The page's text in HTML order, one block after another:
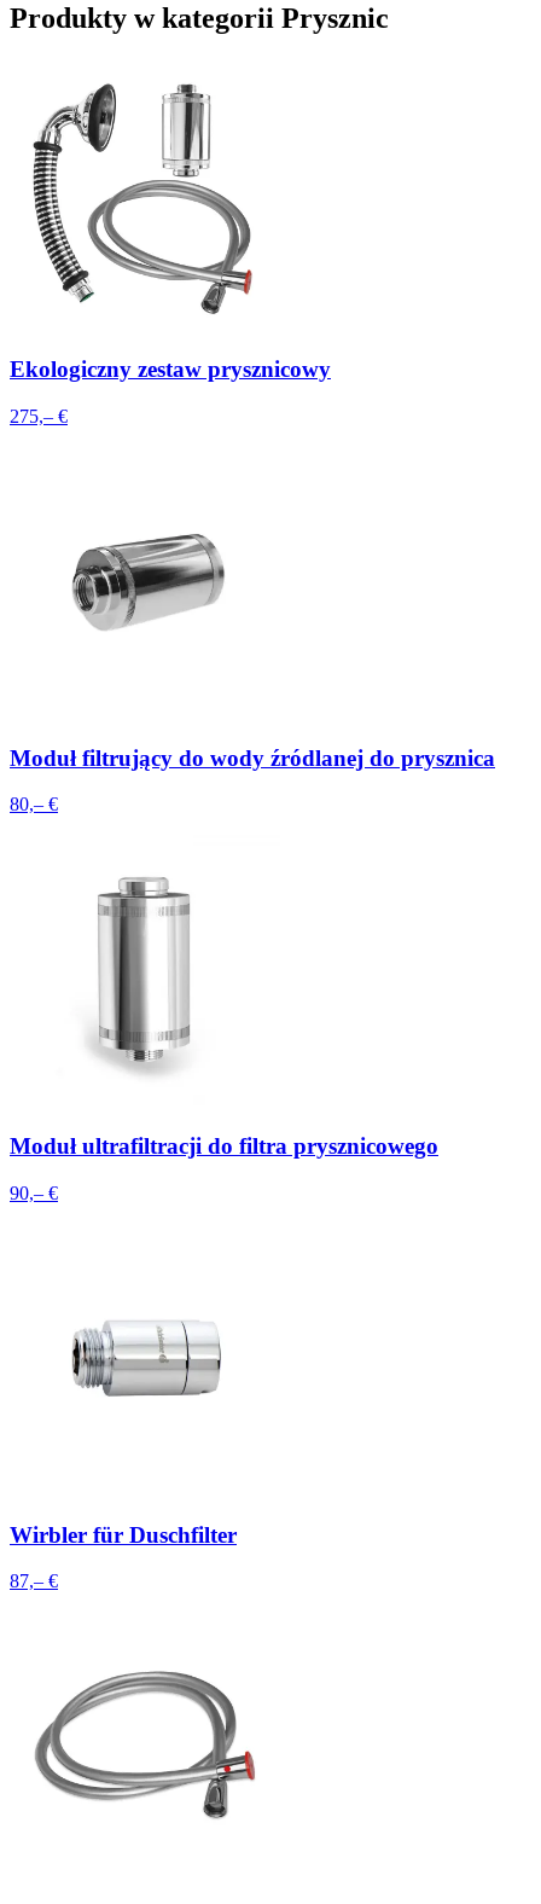
Produkty w kategorii Prysznic
Ekologiczny zestaw prysznicowy
275,– €
Moduł filtrujący do wody źródlanej do prysznica
80,– €
Moduł ultrafiltracji do filtra prysznicowego
90,– €
Wirbler für Duschfilter
87,– €